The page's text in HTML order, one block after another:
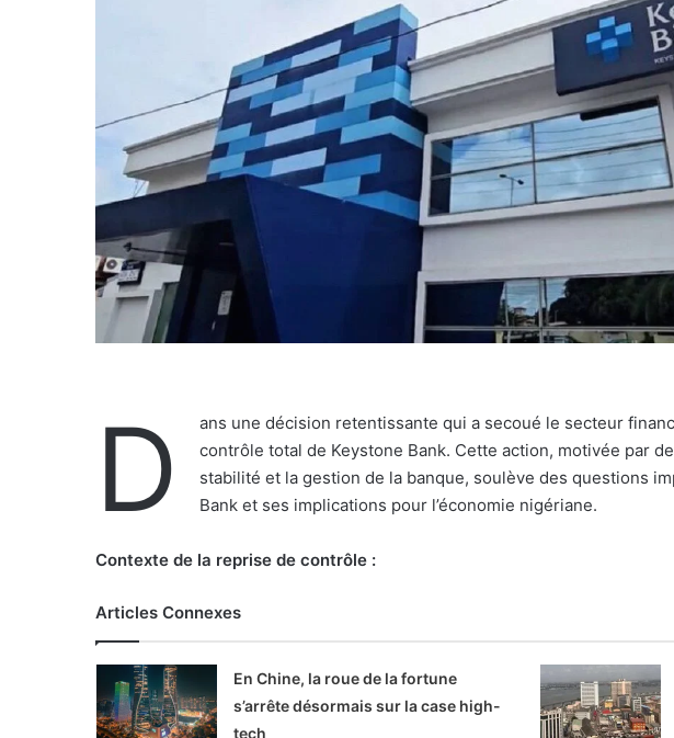
D
ans une décision retentissante qui a secoué le secteur
contrôle total de Keystone Bank. Cette action, motivée par
stabilité et la gestion de la banque, soulève des questions
Bank et ses implications pour l’économie nigériane.
Contexte de la reprise de contrôle :
Articles Connexes
En Chine, la roue de la fortune
s’arrête désormais sur la case high-
tech